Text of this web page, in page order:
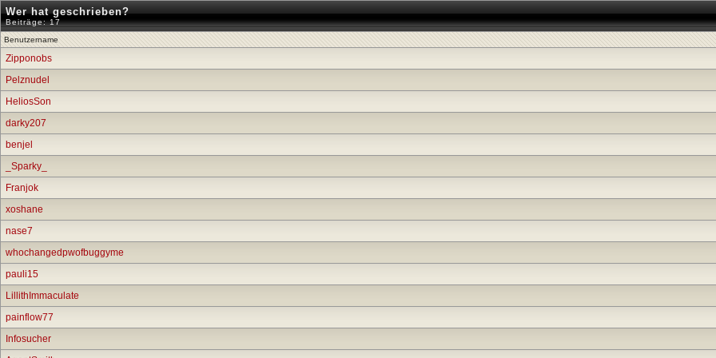
Wer hat geschrieben?
Beiträge: 17
Benutzername
Zipponobs
Pelznudel
HeliosSon
darky207
benjel
_Sparky_
Franjok
xoshane
nase7
whochangedpwofbuggyme
pauli15
LillithImmaculate
painflow77
Infosucher